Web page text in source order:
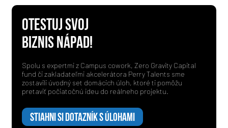
OTESTUJ SVOJ
BIZNIS NÁPAD!
Spolu s expertmi z Campus cowork, Zero Gravity Capital
fund či zakladateľmi akcelerátora Perry Talents sme
zostavili úvodný set domácich úloh, ktoré ti pomôžu
pretaviť počiatočnú ideu do reálneho projektu.
STIAHNI SI DOTAZNÍK S ÚLOHAMI